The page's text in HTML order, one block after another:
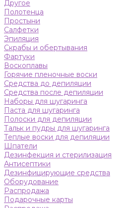
Другое
Полотенца
Простыни
Салфетки
Эпиляция
Скрабы и обертывания
Фартуки
Воскоплавы
Горячие пленочные воски
Средства до депиляции
Средства после депиляции
Наборы для шугаринга
Паста для шугаринга
Полоски для депиляции
Тальк и пудры для шугаринга
Теплые воски для депиляции
Шпатели
Дезинфекция и стерилизация
Антисептики
Дезинфицирующие средства
Оборудование
Распродажа
Подарочные карты